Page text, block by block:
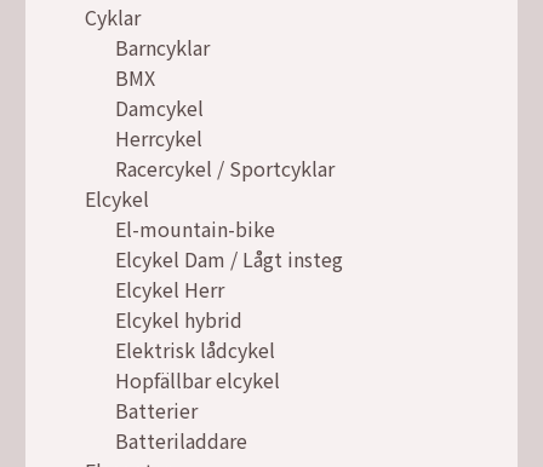
Cyklar
Barncyklar
BMX
Damcykel
Herrcykel
Racercykel / Sportcyklar
Elcykel
El-mountain-bike
Elcykel Dam / Lågt insteg
Elcykel Herr
Elcykel hybrid
Elektrisk lådcykel
Hopfällbar elcykel
Batterier
Batteriladdare